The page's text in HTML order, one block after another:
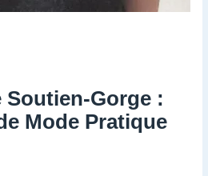
Soutien-Gorge :
Mode Pratique